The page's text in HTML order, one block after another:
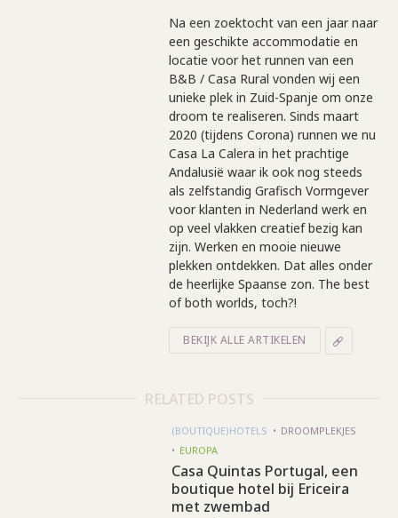
Na een zoektocht van een jaar naar
een geschikte accommodatie en
locatie voor het runnen van een
B&B / Casa Rural vonden wij een
unieke plek in Zuid-Spanje om onze
droom te realiseren. Sinds maart
2020 (tijdens Corona) runnen we nu
Casa La Calera in het prachtige
Andalusië waar ik ook nog steeds
als zelfstandig Grafisch Vormgever
voor klanten in Nederland werk en
op veel vlakken creatief bezig kan ​
zijn. Werken en mooie nieuwe
plekken ontdekken. Dat alles onder
de heerlijke Spaanse zon. The best
of both worlds, toch?!
BEKIJK ALLE ARTIKELEN
RELATED POSTS
(BOUTIQUE)HOTELS
DROOMPLEKJES
EUROPA
Casa Quintas Portugal, een
boutique hotel bij Ericeira
met zwembad